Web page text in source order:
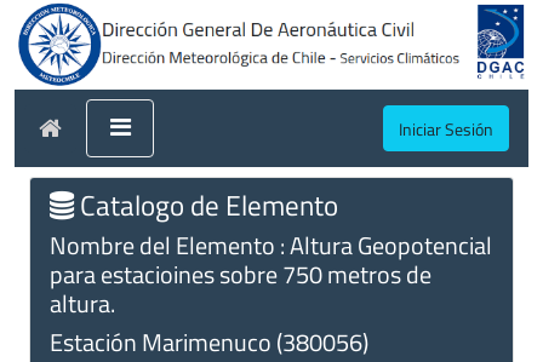
Iniciar Sesión
Catalogo de Elemento
Nombre del Elemento : Altura Geopotencial
para estacioines sobre 750 metros de
altura.
Estación Marimenuco (380056)